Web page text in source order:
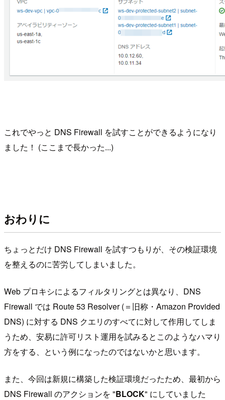
これでやっと DNS Firewall を試すことができるようになり
ました！ (ここまで長かった...)
おわりに
ちょっとだけ DNS Firewall を試すつもりが、その検証環境
を整えるのに苦労してしまいました。
Web プロキシによるフィルタリングとは異なり、DNS
Firewall では Route 53 Resolver (＝旧称・Amazon Provided
DNS) に対する DNS クエリのすべてに対して作用してしま
うため、安易に許可リスト運用を試みるとこのようなハマり
方をする、という例になったのではないかと思います。
また、今回は新規に構築した検証環境だったため、最初から
DNS Firewall のアクションを "BLOCK" にしていました